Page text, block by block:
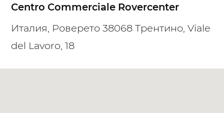
Centro Commerciale Rovercenter
Италия, Роверето 38068 Трентино, Viale
del Lavoro, 18